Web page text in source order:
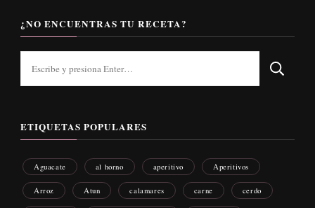
¿NO ENCUENTRAS TU RECETA?
ETIQUETAS POPULARES
Aguacate al horno aperitivo Aperitivos
Arroz Atun calamares carne cerdo